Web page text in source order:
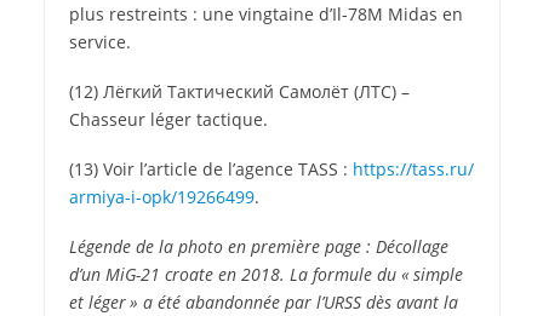
plus restreints : une vingtaine d’Il-78M Midas en
service.
(12) Лёгкий Тактический Самолёт (ЛТС)–
Chasseur léger tactique.
(13) Voir l’article de l’agence TASS : https://​tass​.ru/​
a​r​m​i​y​a​-​i​-​o​p​k​/​1​9​2​6​6​499.
Légende de la photo en première page : Décollage
d’un MiG-21 croate en 2018. La formule du « simple
et léger » a été abandonnée par l’URSS dès avant la